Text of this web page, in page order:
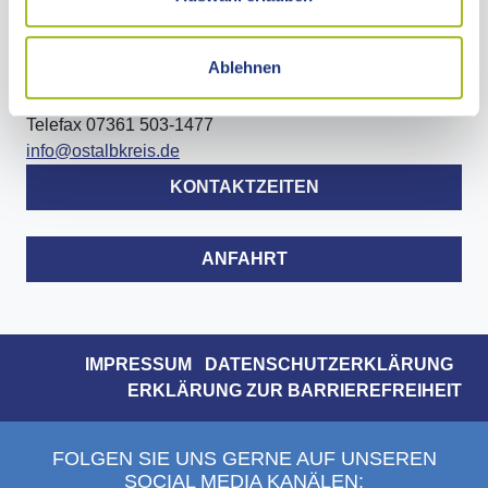
Ablehnen
Stuttgarter Straße 41
Telefon 07361 503-0
Telefax 07361 503-1477
info@ostalbkreis.de
KONTAKTZEITEN
ANFAHRT
IMPRESSUM
DATENSCHUTZERKLÄRUNG
ERKLÄRUNG ZUR BARRIEREFREIHEIT
FOLGEN SIE UNS GERNE AUF UNSEREN
SOCIAL MEDIA KANÄLEN: